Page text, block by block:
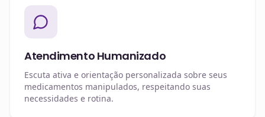
Atendimento Humanizado
Escuta ativa e orientação personalizada sobre seus
medicamentos manipulados, respeitando suas
necessidades e rotina.